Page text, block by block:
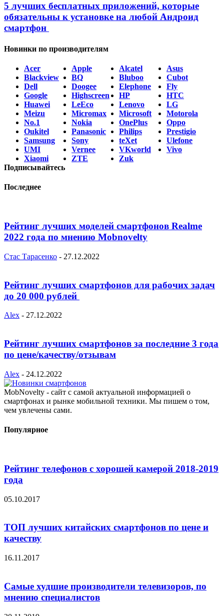
5 лучших бесплатных приложений, которые
обязательны к установке на любой Андроид
смартфон
Новинки по производителям
Acer Apple Alcatel
Asus
Blackview
BQ Bluboo
Cubot
Dell
Doogee Elephone
Fly
Google
Highscreen HP
HTC
Huawei
LeEco Lenovo
LG
Meizu
Micromax Microsoft
Motorola
No.1
Nokia OnePlus
Oppo
Oukitel
Panasonic Philips
Prestigio
Samsung
Sony teXet
Ulefone
UMI
Vernee VKworld
Vivo
Xiaomi
ZTE
Zuk
Подписывайтесь
Последнее
Рейтинг лучших моделей смартфонов Realme
2022 года по мнению Mobnovelty
Стас Тарасенко - 27.12.2022
Рейтинг лучших смартфонов для рабочих задач
до 20 000 рублей
Alex - 27.12.2022
Рейтинг лучших смартфонов за последние 3 года
по цене/качеству/отзывам
Alex - 24.12.2022
MobNovelty - сайт с самой актуальной информацией о
смартфонах и рынке мобильной техники. Мы пишем о том,
чем увлечены сами.
Популярное
Рейтинг телефонов с хорошей камерой 2018-2019
года
05.10.2017
ТОП лучших китайских смартфонов по цене и
качеству
16.11.2017
Самые худшие производители телевизоров, по
мнению специалистов